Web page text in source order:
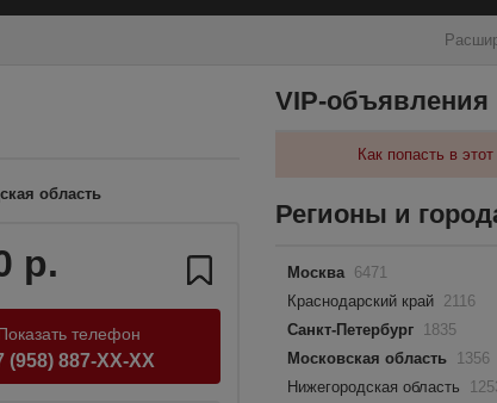
область
р.
телефон
(958) 887-XX-XX
VIP-объявления
Как попасть в
Регионы и
Москва 6471
Краснодарский край 2116
Санкт-Петербург 1835
Московская область 1356
Нижегородская область